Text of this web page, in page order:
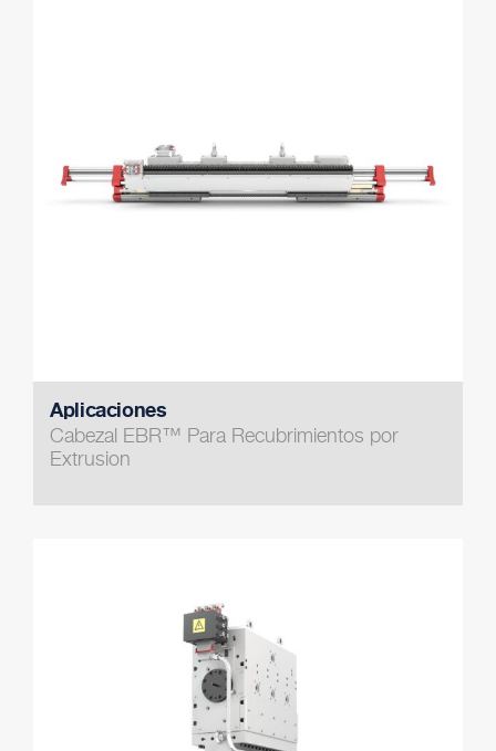
Aplicaciones
Cabezal EBR™ Para Recubrimientos por
Extrusion